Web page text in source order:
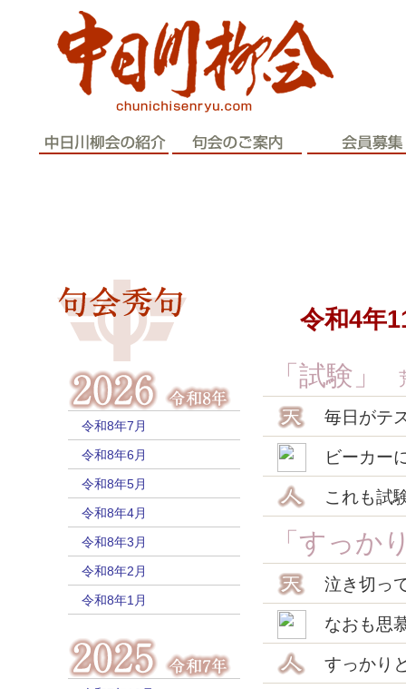
令和8年7月
令和8年6月
令和8年5月
令和8年4月
令和8年3月
令和8年2月
令和8年1月
令和4年
「試験」
毎日がテ
ビーカー
これも試
「すっか
泣き切っ
なおも思
すっかり